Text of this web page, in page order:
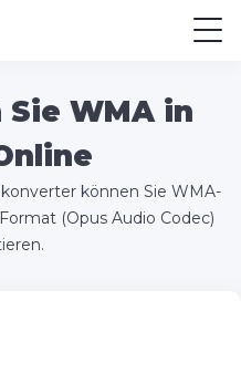
WMA in
können Sie WMA-
(Opus Audio Codec)